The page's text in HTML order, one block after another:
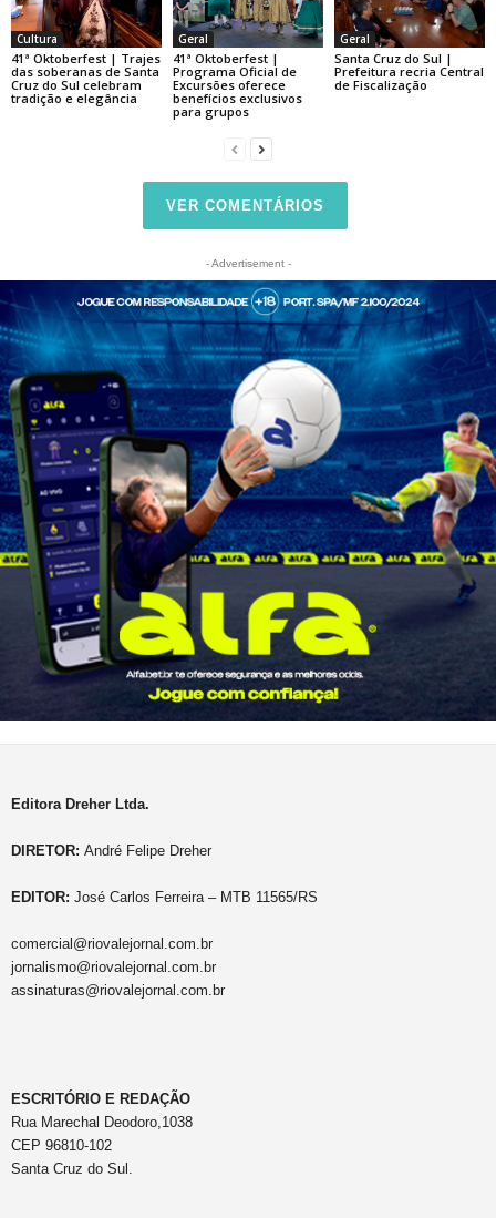
Cultura
41ª Oktoberfest | Trajes
das soberanas de Santa
Cruz do Sul celebram
tradição e elegância
Geral
41ª Oktoberfest |
Programa Oficial de
Excursões oferece
benefícios exclusivos
para grupos
Geral
Santa Cruz do Sul |
Prefeitura recria Central
de Fiscalização
VER COMENTÁRIOS
- Advertisement -
Editora Dreher Ltda.
DIRETOR: André Felipe Dreher
EDITOR: José Carlos Ferreira – MTB 11565/RS
comercial@riovalejornal.com.br
jornalismo@riovalejornal.com.br
assinaturas@riovalejornal.com.br
ESCRITÓRIO E REDAÇÃO
Rua Marechal Deodoro,1038
CEP 96810-102
Santa Cruz do Sul.